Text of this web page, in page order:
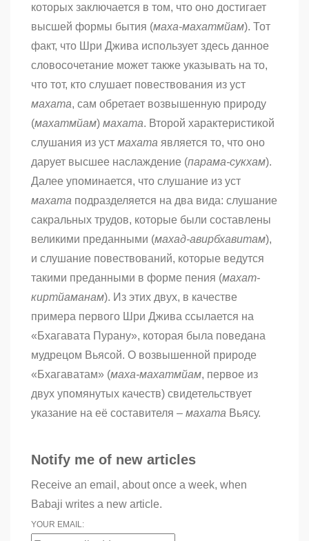
которых заключается в том, что оно достигает
высшей формы бытия (маха-махатмйам). Тот
факт, что Шри Джива использует здесь данное
словосочетание может также указывать на то,
что тот, кто слушает повествования из уст
махата, сам обретает возвышенную природу
(махатмйам) махата. Второй характеристикой
слушания из уст махата является то, что оно
дарует высшее наслаждение (парама-сукхам).
Далее упоминается, что слушание из уст
махата подразделяется на два вида: слушание
сакральных трудов, которые были составлены
великими преданными (махад-авирбхавитам),
и слушание повествований, которые ведутся
такими преданными в форме пения (махат-
киртйаманам). Из этих двух, в качестве
примера первого Шри Джива ссылается на
«Бхагавата Пурану», которая была поведана
мудрецом Вьясой. О возвышенной природе
«Бхагаватам» (маха-махатмйам, первое из
двух упомянутых качеств) свидетельствует
указание на её составителя – махата Вьясу.
Notify me of new articles
Receive an email, about once a week, when
Babaji writes a new article.
YOUR EMAIL: